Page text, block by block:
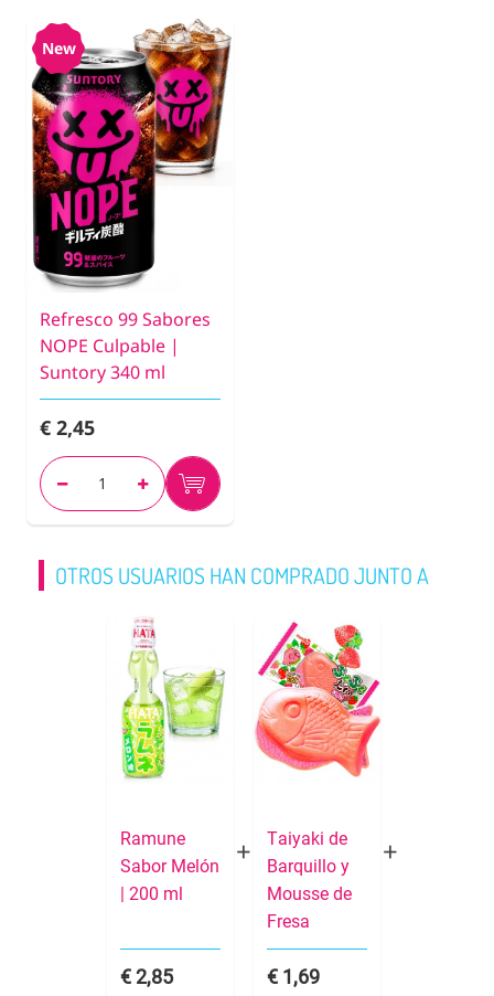
New
Refresco 99 Sabores
NOPE Culpable |
Suntory 340 ml
€ 2,45
OTROS USUARIOS HAN COMPRADO JUNTO A
Ramune
Sabor Melón
| 200 ml
2,85
Taiyaki de
Barquillo y
Mousse de
Fresa
1,69